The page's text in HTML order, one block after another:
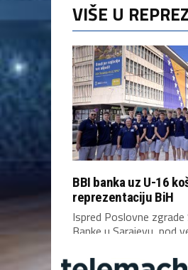
VIŠE U
BBI banka uz U-16
reprezentaciju BiH
Ispred Poslovne zgrade
Banke u Sarajevu, pod
zastavom Bosne i